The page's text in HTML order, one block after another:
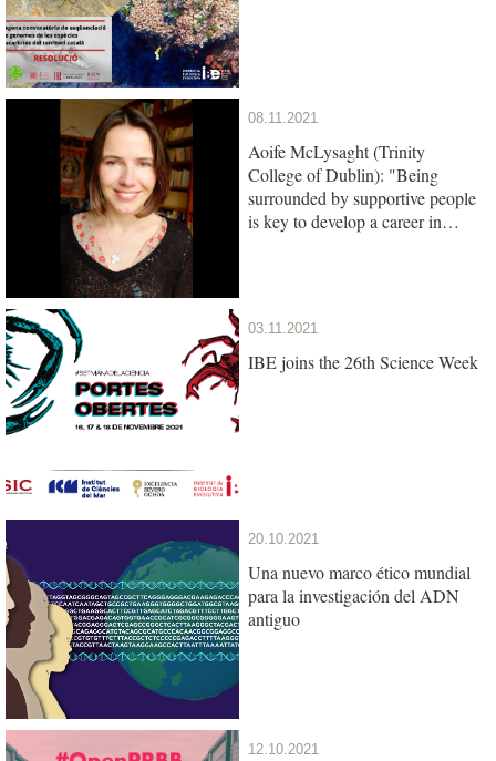
08.11.2021
Aoife McLysaght (Trinity
College of Dublin): "Being
surrounded by supportive people
is key to develop a career in
03.11.2021
IBE joins the 26th Science Week
20.10.2021
Una nuevo marco ético mundial
para la investigación del ADN
antiguo
12.10.2021